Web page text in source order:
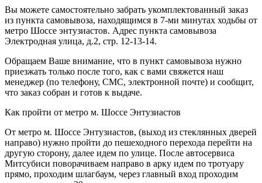
Вы можете самостоятельно забрать укомплектованный заказ
из пункта самовывоза, находящимся в 7-ми минутах ходьбы от
метро Шоссе энтузиастов. Адрес пункта самовывоза
Электродная улица, д.2, стр. 12-13-14.
Обращаем Ваше внимание, что в пункт самовывоза нужно
приезжать только после того, как с вами свяжется наш
менеджер (по телефону, СМС, электронной почте) и сообщит,
что заказ собран и готов к выдаче.
Как пройти от метро м. Шоссе Энтузиастов
От метро м. Шоссе Энтузиастов, (выход из стеклянных дверей
направо) нужно пройти до пешеходного перехода перейти на
другую сторону, далее идем по улице. После автосервиса
Митсубиси поворачиваем направо в арку идем по тротуару
прямо, проходим шлагбаум, через главный вход проходим